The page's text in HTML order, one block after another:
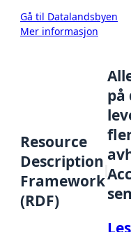
Gå til Datalandsbyen
Mer informasjon
Resource
Description
Framework
(RDF)
på